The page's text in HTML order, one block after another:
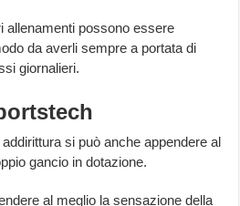
allenamenti possono essere
da averli sempre a portata di
giornalieri.
si può anche appendere al
gancio in dotazione.
al meglio la sensazione della